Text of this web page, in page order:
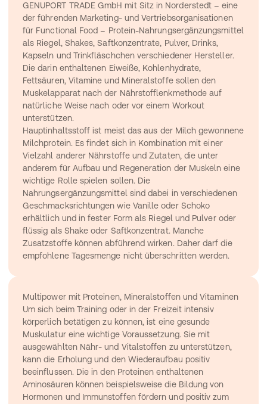
GENUPORT TRADE GmbH mit Sitz in Norderstedt – eine
der führenden Marketing- und Vertriebsorganisationen
für Functional Food – Protein-Nahrungsergänzungsmittel
als Riegel, Shakes, Saftkonzentrate, Pulver, Drinks,
Kapseln und Trinkfläschchen verschiedener Hersteller.
Die darin enthaltenen Eiweiße, Kohlenhydrate,
Fettsäuren, Vitamine und Mineralstoffe sollen den
Muskelapparat nach der Nährstofflenkmethode auf
natürliche Weise nach oder vor einem Workout
unterstützen.
Hauptinhaltsstoff ist meist das aus der Milch gewonnene
Milchprotein. Es findet sich in Kombination mit einer
Vielzahl anderer Nährstoffe und Zutaten, die unter
anderem für Aufbau und Regeneration der Muskeln eine
wichtige Rolle spielen sollen. Die
Nahrungsergänzungsmittel sind dabei in verschiedenen
Geschmacksrichtungen wie Vanille oder Schoko
erhältlich und in fester Form als Riegel und Pulver oder
flüssig als Shake oder Saftkonzentrat. Manche
Zusatzstoffe können abführend wirken. Daher darf die
empfohlene Tagesmenge nicht überschritten werden.
Multipower mit Proteinen, Mineralstoffen und Vitaminen
Um sich beim Training oder in der Freizeit intensiv
körperlich betätigen zu können, ist eine gesunde
Muskulatur eine wichtige Voraussetzung. Sie mit
ausgewählten Nähr- und Vitalstoffen zu unterstützen,
kann die Erholung und den Wiederaufbau positiv
beeinflussen. Die in den Proteinen enthaltenen
Aminosäuren können beispielsweise die Bildung von
Hormonen und Immunstoffen fördern und positiv zum